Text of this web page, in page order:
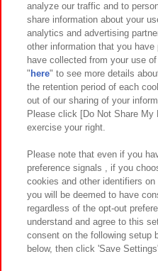
イベント・キャンペーン
関連会社 サステナビ
プライバシーポリシー ウェ
お取引先さまとともに
カスタマーハラスメント対応方針
©Bandai
analyze our traffic and to
share information about your
analytics and advertising
other information that you
have collected from your use
" here" to see more details
the retention period of each
out of our sharing of your
Please click [Do Not Share My
exercise your right.
Please note that even if you
preference signals , if you
cookies and other identifiers
you will be deemed to have
regardless of the opt-out
understand and agree to this
consent on the following setup
below, then click 'Save